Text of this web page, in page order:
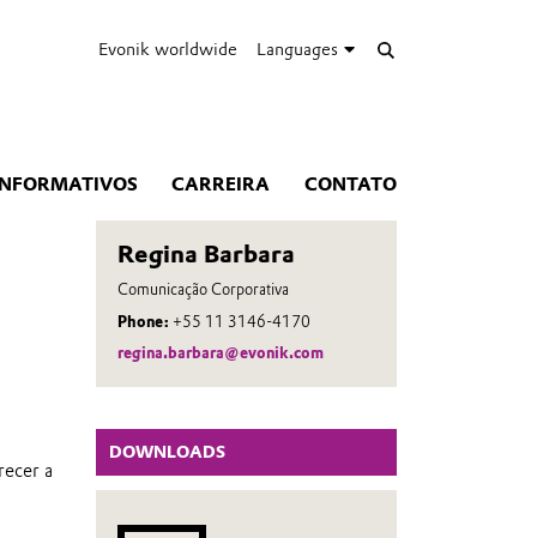
Evonik worldwide Languages
CARREIRA CONTATO
Regina Barbara
Comunicação Corporativa
Phone: +55 11 3146-4170
regina.barbara@evonik.com
DOWNLOADS
a